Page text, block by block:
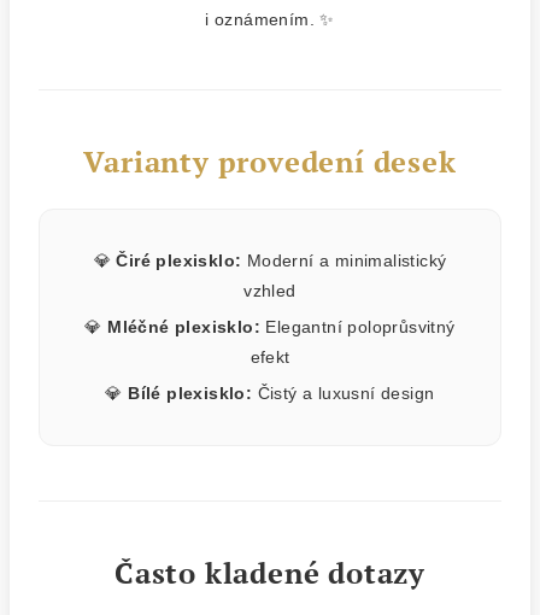
i oznámením. ✨
Varianty provedení desek
💎Čiré plexisklo: Moderní a minimalistický
vzhled
💎 Mléčné plexisklo: Elegantní poloprůsvitný
efekt
💎 Bílé plexisklo: Čistý a luxusní design
Často kladené dotazy